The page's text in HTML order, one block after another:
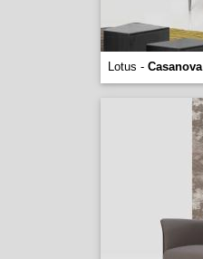
Lotus - Casanova